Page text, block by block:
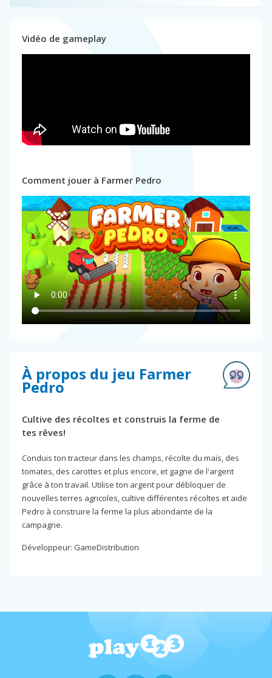
Vidéo de gameplay
Comment jouer à Farmer Pedro
À propos du jeu Farmer
Pedro
Cultive des récoltes et construis la ferme de
tes rêves!
Conduis ton tracteur dans les champs, récolte du maïs, des
tomates, des carottes et plus encore, et gagne de l'argent
grâce à ton travail. Utilise ton argent pour débloquer de
nouvelles terres agricoles, cultive différentes récoltes et aide
Pedro à construire la ferme la plus abondante de la
campagne.
Développeur: GameDistribution